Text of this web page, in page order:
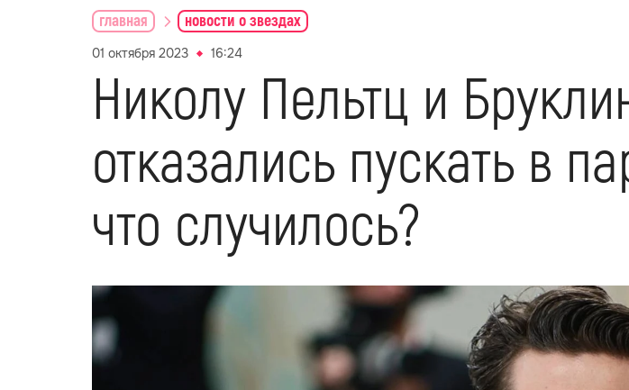
главная новости о звездах
01 октября 2023 16:24
Николу Пельтц и
отказались пускать в
что случилось?